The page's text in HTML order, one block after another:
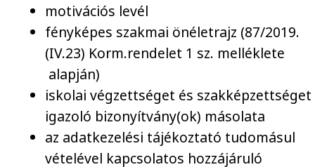
motivációs levél
fényképes szakmai önéletrajz (87/2019.
(IV.23) Korm.rendelet 1 sz. melléklete
alapján)
iskolai végzettséget és szakképzettséget
igazoló bizonyítvány(ok) másolata
az adatkezelési tájékoztató tudomásul
vételével kapcsolatos hozzájáruló